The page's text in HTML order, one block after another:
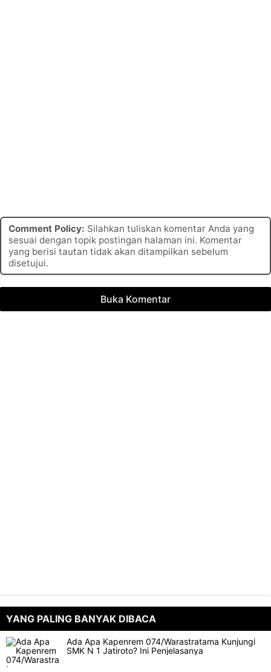
Comment Policy: Silahkan tuliskan komentar Anda yang
sesuai dengan topik postingan halaman ini. Komentar
yang berisi tautan tidak akan ditampilkan sebelum
disetujui.
Buka Komentar
YANG PALING BANYAK DIBACA
Ada Apa Kapenrem 074/Warastratama Kunjungi
SMK N 1 Jatiroto? Ini Penjelasanya